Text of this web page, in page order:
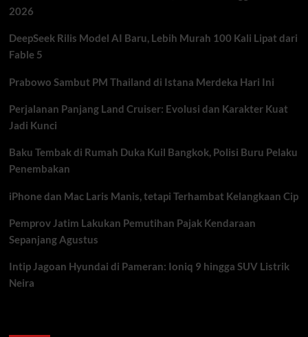
2026
DeepSeek Rilis Model AI Baru, Lebih Murah 100 Kali Lipat dari
Fable 5
Prabowo Sambut PM Thailand di Istana Merdeka Hari Ini
Perjalanan Panjang Land Cruiser: Evolusi dan Karakter Kuat
Jadi Kunci
Baku Tembak di Rumah Duka Kuil Bangkok, Polisi Buru Pelaku
Penembakan
iPhone dan Mac Laris Manis, tetapi Terhambat Kelangkaan Cip
Pemprov Jatim Lakukan Pemutihan Pajak Kendaraan
Sepanjang Agustus
Intip Jagoan Hyundai di Pameran: Ioniq 9 hingga SUV Listrik
Neira